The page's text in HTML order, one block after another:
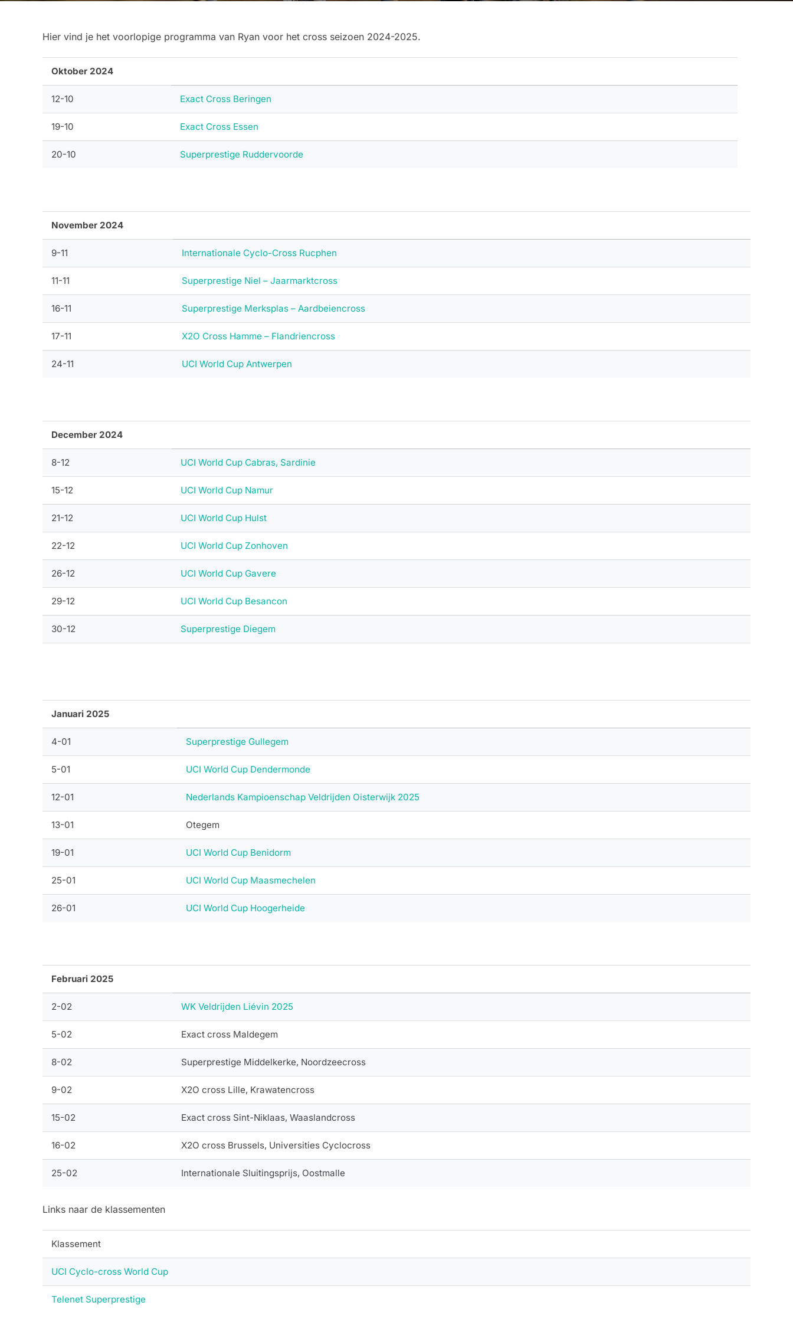
Hier vind je het voorlopige programma van Ryan voor het cross seizoen 2024-2025.
Oktober 2024
12-10 Exact Cross Beringen
19-10 Exact Cross Essen
20-10 Superprestige Ruddervoorde
November 2024
9-11 Internationale Cyclo-Cross Rucphen
11-11 Superprestige Niel – Jaarmarktcross
16-11 Superprestige Merksplas – Aardbeiencross
17-11 X2O Cross Hamme – Flandriencross
24-11 UCI World Cup Antwerpen
December 2024
8-12 UCI World Cup Cabras, Sardinie
15-12 UCI World Cup Namur
21-12 UCI World Cup Hulst
22-12 UCI World Cup Zonhoven
26-12 UCI World Cup Gavere
29-12 UCI World Cup Besancon
30-12 Superprestige Diegem
Januari 2025
4-01 Superprestige Gullegem
5-01 UCI World Cup Dendermonde
12-01 Nederlands Kampioenschap Veldrijden Oisterwijk 2025
13-01 Otegem
19-01 UCI World Cup Benidorm
25-01 UCI World Cup Maasmechelen
26-01 UCI World Cup Hoogerheide
Februari 2025
2-02 WK Veldrijden Liévin 2025
5-02 Exact cross Maldegem
8-02 Superprestige Middelkerke, Noordzeecross
9-02 X2O cross Lille, Krawatencross
15-02 Exact cross Sint-Niklaas, Waaslandcross
16-02 X2O cross Brussels, Universities Cyclocross
25-02 Internationale Sluitingsprijs, Oostmalle
Links naar de klassementen
Klassement
UCI Cyclo-cross World Cup
Telenet Superprestige